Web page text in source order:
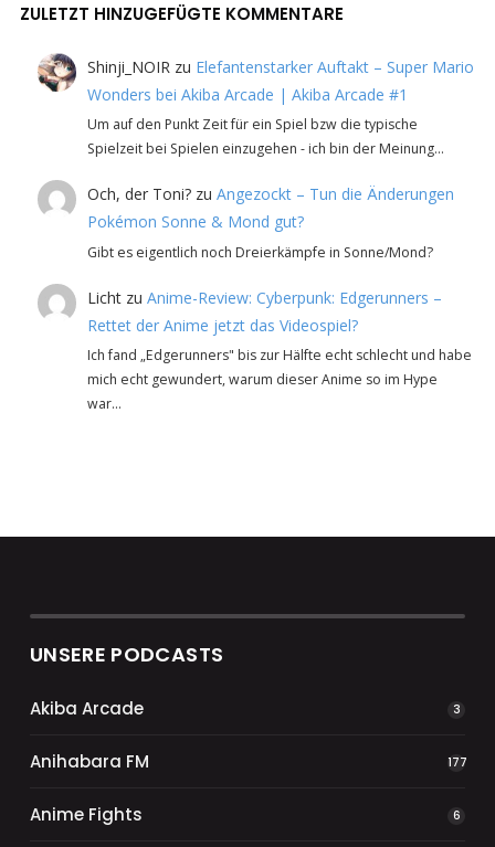
ZULETZT HINZUGEFÜGTE KOMMENTARE
Shinji_NOIR zu Elefantenstarker Auftakt – Super Mario
Wonders bei Akiba Arcade | Akiba Arcade #1
Um auf den Punkt Zeit für ein Spiel bzw die typische
Spielzeit bei Spielen einzugehen - ich bin der Meinung…
Och, der Toni? zuAngezockt – Tun die Änderungen
Pokémon Sonne & Mond gut?
Gibt es eigentlich noch Dreierkämpfe in Sonne/Mond?
Licht zuAnime-Review: Cyberpunk: Edgerunners –
Rettet der Anime jetzt das Videospiel?
Ich fand „Edgerunners" bis zur Hälfte echt schlecht und habe
mich echt gewundert, warum dieser Anime so im Hype
war…
UNSERE PODCASTS
Akiba Arcade 3
Anihabara FM 177
Anime Fights 6